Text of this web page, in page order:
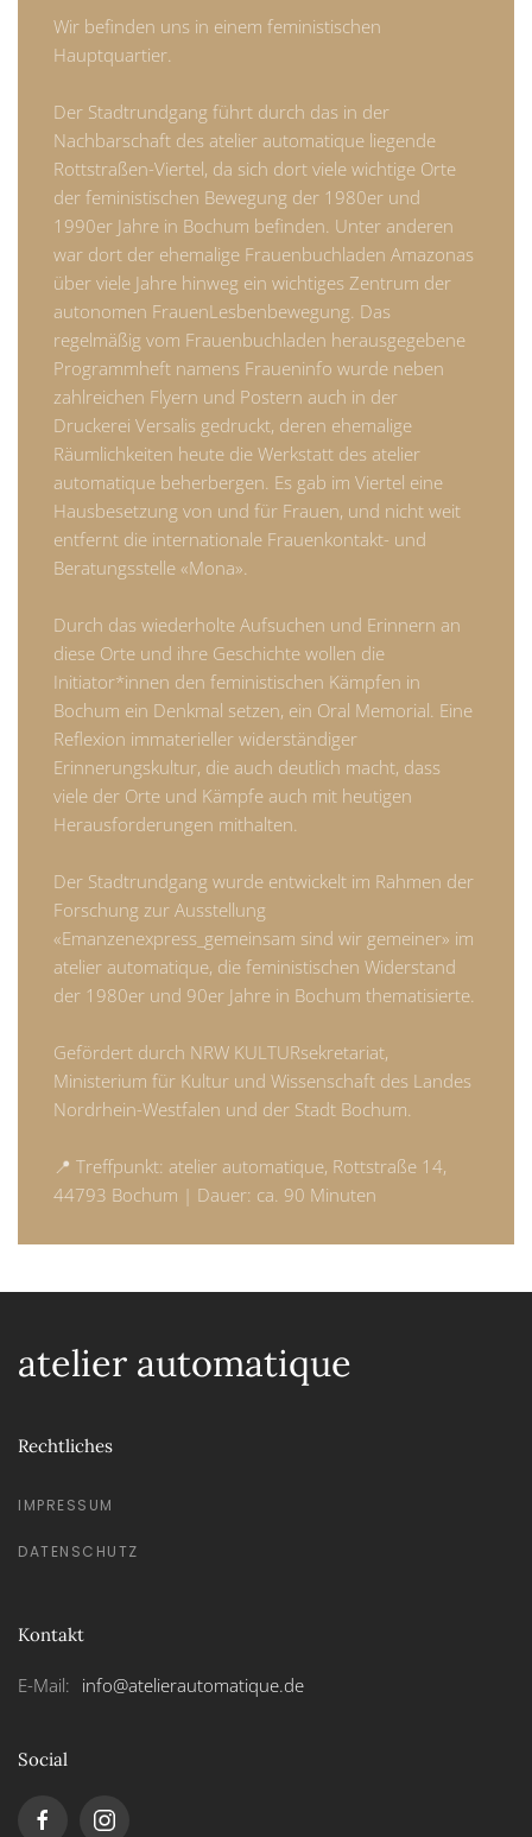
Wir befinden uns in einem feministischen
Hauptquartier.
Der Stadtrundgang führt durch das in der
Nachbarschaft des atelier automatique liegende
Rottstraßen-Viertel, da sich dort viele wichtige Orte
der feministischen Bewegung der 1980er und
1990er Jahre in Bochum befinden. Unter anderen
war dort der ehemalige Frauenbuchladen Amazonas
über viele Jahre hinweg ein wichtiges Zentrum der
autonomen FrauenLesbenbewegung. Das
regelmäßig vom Frauenbuchladen herausgegebene
Programmheft namens Fraueninfo wurde neben
zahlreichen Flyern und Postern auch in der
Druckerei Versalis gedruckt, deren ehemalige
Räumlichkeiten heute die Werkstatt des atelier
automatique beherbergen. Es gab im Viertel eine
Hausbesetzung von und für Frauen, und nicht weit
entfernt die internationale Frauenkontakt- und
Beratungsstelle «Mona».
Durch das wiederholte Aufsuchen und Erinnern an
diese Orte und ihre Geschichte wollen die
Initiator*innen den feministischen Kämpfen in
Bochum ein Denkmal setzen, ein Oral Memorial. Eine
Reflexion immaterieller widerständiger
Erinnerungskultur, die auch deutlich macht, dass
viele der Orte und Kämpfe auch mit heutigen
Herausforderungen mithalten.
Der Stadtrundgang wurde entwickelt im Rahmen der
Forschung zur Ausstellung
«Emanzenexpress_gemeinsam sind wir gemeiner» im
atelier automatique, die feministischen Widerstand
der 1980er und 90er Jahre in Bochum thematisierte.
Gefördert durch NRW KULTURsekretariat,
Ministerium für Kultur und Wissenschaft des Landes
Nordrhein-Westfalen und der Stadt Bochum.
📍 Treffpunkt: atelier automatique, Rottstraße 14,
44793 Bochum | Dauer: ca. 90 Minuten
atelier automatique
Rechtliches
IMPRESSUM
DATENSCHUTZ
Kontakt
E-Mail: info@atelierautomatique.de
Social